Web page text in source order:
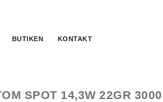
BUTIKEN KONTAKT
SPOT 14,3W 22GR